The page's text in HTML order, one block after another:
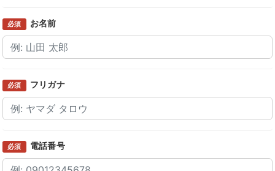
必須 お名前
必須 フリガナ
必須 電話番号